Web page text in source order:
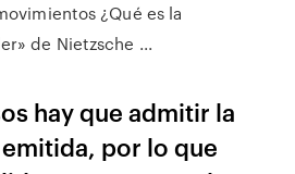
¿Qué es la
de Nietzsche ...
hay que admitir la
por lo que